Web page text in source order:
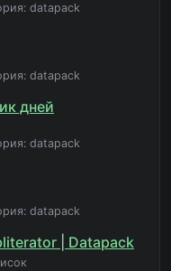
datapack
datapack
дней
datapack
datapack
| Datapack